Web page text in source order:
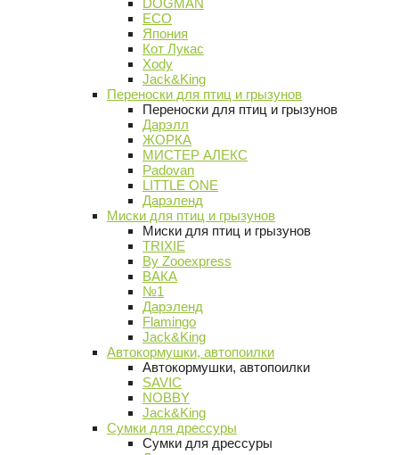
DOGMAN
ECO
Япония
Кот Лукас
Xody
Jack&King
Переноски для птиц и грызунов
Переноски для птиц и грызунов
Дарэлл
ЖОРКА
МИСТЕР АЛЕКС
Padovan
LITTLE ONE
Дарэленд
Миски для птиц и грызунов
Миски для птиц и грызунов
TRIXIE
By Zooexpress
ВАКА
№1
Дарэленд
Flamingo
Jack&King
Автокормушки, автопоилки
Автокормушки, автопоилки
SAVIC
NOBBY
Jack&King
Сумки для дрессуры
Сумки для дрессуры